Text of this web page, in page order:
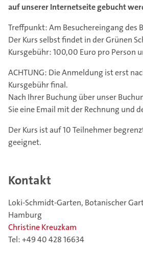
auf unserer Internetseite gebucht
Treffpunkt: Am Besuchereingang des
Der Kurs selbst findet in der Grünen
Kursgebühr: 100,00 Euro pro Person
ACHTUNG: Die Anmeldung ist erst
Kursgebühr final.
Nach Ihrer Buchung über unser
Sie eine Email mit der Rechnung und
Der Kurs ist auf 10 Teilnehmer
geeignet.
Kontakt
Loki-Schmidt-Garten, Botanischer
Hamburg
Christine Kreuzkam
Tel: +49 40 428 16634